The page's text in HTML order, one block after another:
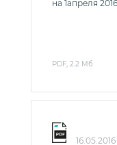
на 1апреля
PDF, 2.2 Мб
16.05.2016